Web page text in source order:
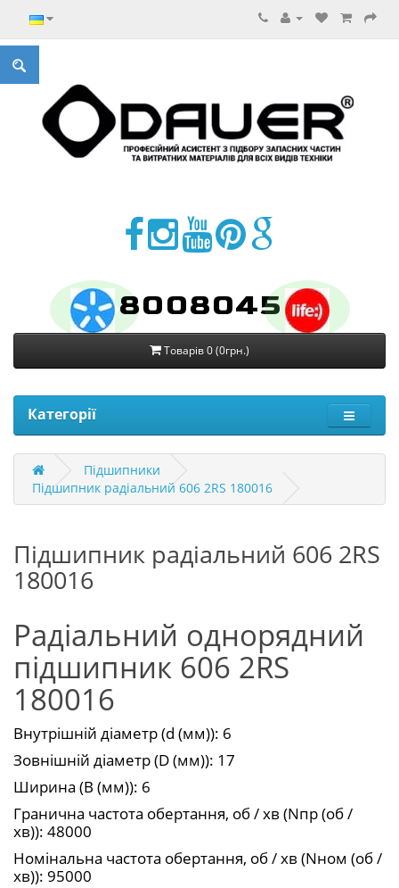
8008045
Товарів 0 (0грн.)
Категорії
Підшипники
Підшипник радіальний 606 2RS 180016
Підшипник радіальний 606 2RS
180016
Радіальний однорядний
підшипник 606 2RS
180016
Внутрішній діаметр (d (мм)): 6
Зовнішній діаметр (D (мм)): 17
Ширина (В (мм)): 6
Гранична частота обертання, об / хв (Nпр (об /
хв)): 48000
Номінальна частота обертання, об / хв (Nном (об /
хв)): 95000